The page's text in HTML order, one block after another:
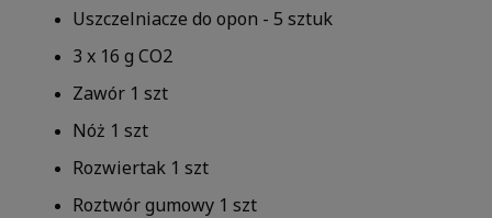
Uszczelniacze do opon - 5 sztuk
3 x 16 g CO2
Zawór 1 szt
Nóż 1 szt
Rozwiertak 1 szt
Roztwór gumowy 1 szt